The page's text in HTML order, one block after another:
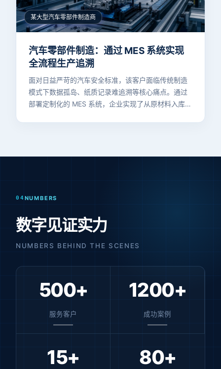
某大型汽车零部件制造商
汽车零部件制造：通过 MES 系统实现
全流程生产追溯
面对日益严苛的汽车安全标准，该客户面临传统制造
模式下数据孤岛、纸质记录难追溯等核心痛点。通过
部署定制化的 MES 系统，企业实现了从原材料入库到
04 NUMBERS
数字见证实力
NUMBERS BEHIND THE SCENES
500+
服务客户
1200+
成功案例
15+ 80+